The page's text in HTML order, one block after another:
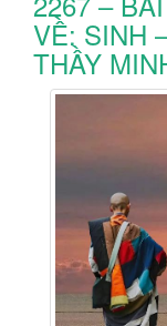
VỀ: SINH
THẦY